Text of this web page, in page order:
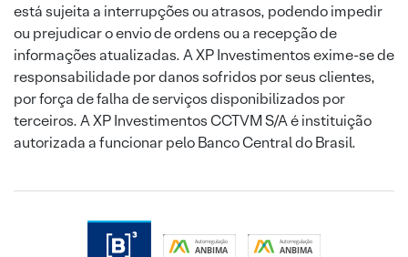
está sujeita a interrupções ou atrasos, podendo impedir
ou prejudicar o envio de ordens ou a recepção de
informações atualizadas. A XP Investimentos exime-se de
responsabilidade por danos sofridos por seus clientes,
por força de falha de serviços disponibilizados por
terceiros. A XP Investimentos CCTVM S/A é instituição
autorizada a funcionar pelo Banco Central do Brasil.